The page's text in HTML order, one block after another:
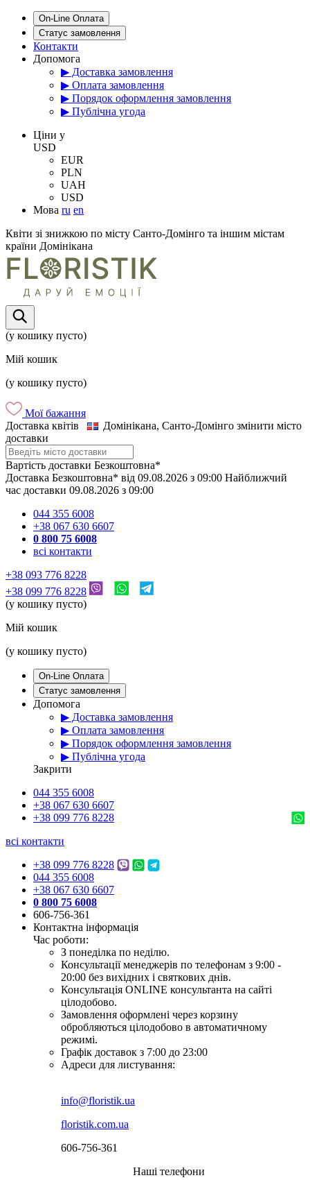
On-Line Оплата
Статус замовлення
Контакти
Допомога
▶ Доставка замовлення
▶ Оплата замовлення
▶ Порядок оформлення замовлення
▶ Публічна угода
Цiни у
USD
EUR
PLN
UAH
USD
Мова ru en
Квіти зі знижкою по місту Санто-Домінго та іншим містам
країни Домінікана
(у кошику пусто)
Мій кошик
(у кошику пусто)
Мої бажання
Доставка квітів
Домінікана, Санто-Домінго змінити місто
доставки
Вартість доставки Безкоштовна*
Доставка Безкоштовна* від 09.08.2026 з 09:00 Найближчий
час доставки 09.08.2026 з 09:00
044 355 6008
+38 067 630 6607
0 800 75 6008
всі контакти
+38 093 776 8228
+38 099 776 8228
(у кошику пусто)
Мій кошик
(у кошику пусто)
On-Line Оплата
Статус замовлення
Допомога
▶ Доставка замовлення
▶ Оплата замовлення
▶ Порядок оформлення замовлення
▶ Публічна угода
Закрити
044 355 6008
+38 067 630 6607
+38 099 776 8228
всі контакти
+38 099 776 8228
044 355 6008
+38 067 630 6607
0 800 75 6008
606-756-361
Контактна інформація
Час роботи:
З понеділка по неділю.
Консультації менеджерів по телефонам з 9:00 -
20:00 без вихідних і святкових днів.
Консультація ONLINE консультанта на сайті
цілодобово.
Замовлення оформлені через корзину
обробляються цілодобово в автоматичному
режимі.
Графік доставок з 7:00 до 23:00
Адреси для листування:
info@floristik.ua
floristik.com.ua
606-756-361
Наші телефони